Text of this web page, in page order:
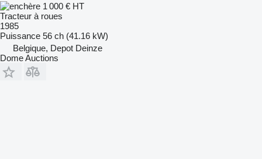
1 000 € HT
Tracteur à roues
1985
Puissance 56 ch (41.16 kW)
Belgique, Depot Deinze
Dome Auctions